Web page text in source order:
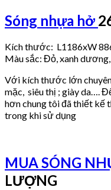
Sóng nhựa hở
Kích thước: L1186xW
Màu sắc: Đỏ, xanh dương,
Với kích thước lớn
mặc, siêu thị ; giày da….
hơn chung tôi đã thiết kế
trong khi sử dụng
MUA SÓNG
LƯỢNG